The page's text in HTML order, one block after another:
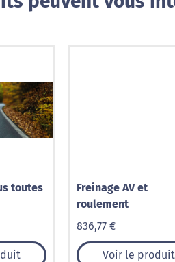
toutes
Freinage AV et
roulement
836,77 €
Voir le produit